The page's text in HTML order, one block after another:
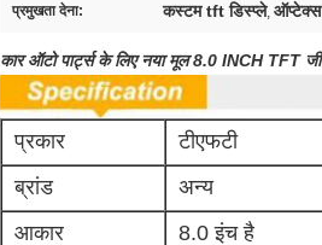
प्रमुखता देना: कस्टम tft डिस्प्ले, ऑप्टेक्स
कार ऑटो पार्ट्स के लिए नया मूल 8.0 INCH TFT
प्रकार
टीएफटी
ब्रांड
अन्य
आकार
8.0 इंच है